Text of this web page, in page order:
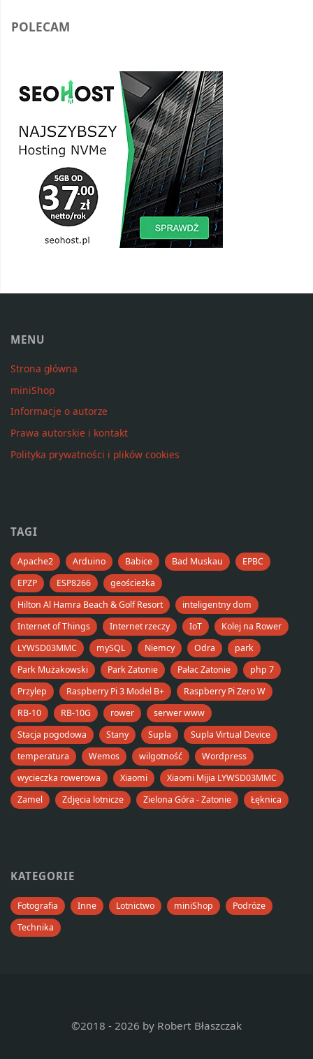
POLECAM
MENU
Strona główna
miniShop
Informacje o autorze
Prawa autorskie i kontakt
Polityka prywatności i plików cookies
TAGI
Apache2 Arduino Babice Bad Muskau
EPBC
EPZP
ESP8266
geościeżka
Hilton Al Hamra Beach & Golf Resort
inteligentny dom
Internet of Things
Internet rzeczy IoT
Kolej na Rower
LYWSD03MMC
mySQL Niemcy Odra
park
Park Mużakowski
Park Zatonie Pałac Zatonie
php 7
Przylep
Raspberry Pi 3 Model B+
Raspberry Pi Zero W
RB-10
RB-10G rower
serwer www
Stacja pogodowa
Stany Supla
Supla Virtual Device
temperatura
Wemos wilgotność
Wordpress
wycieczka rowerowa
Xiaomi
Xiaomi Mijia LYWSD03MMC
Zamel
Zdjęcia lotnicze Zielona Góra - Zatonie Łęknica
KATEGORIE
Fotografia Inne Lotnictwo miniShop
Podróże
Technika
©2018 - 2026 by Robert Błaszczak